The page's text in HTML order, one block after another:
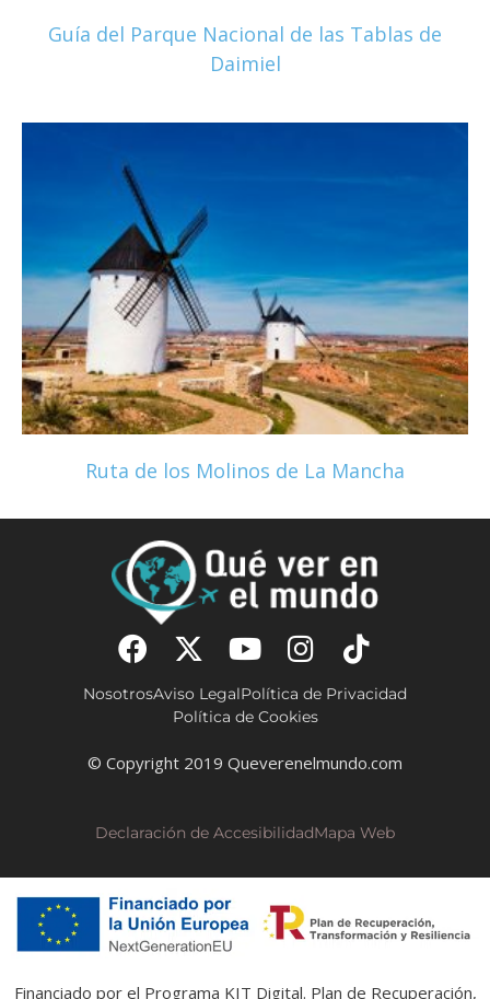
Guía del Parque Nacional de las Tablas de
Daimiel
Ruta de los Molinos de La Mancha
NosotrosAviso LegalPolítica de Privacidad
Política de Cookies
© Copyright 2019 Queverenelmundo.com
Declaración de AccesibilidadMapa Web
Financiado por el Programa KIT Digital. Plan de Recuperación,